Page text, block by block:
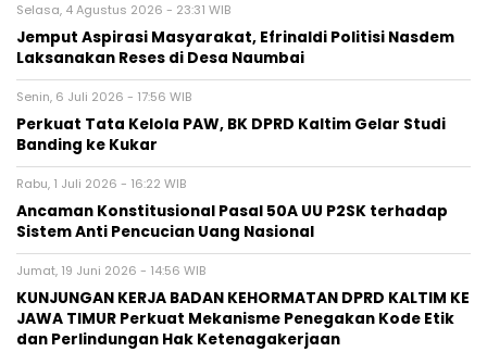
Selasa, 4 Agustus 2026 - 23:31 WIB
Jemput Aspirasi Masyarakat, Efrinaldi Politisi Nasdem
Laksanakan Reses di Desa Naumbai
Senin, 6 Juli 2026 - 17:56 WIB
Perkuat Tata Kelola PAW, BK DPRD Kaltim Gelar Studi
Banding ke Kukar
Rabu, 1 Juli 2026 - 16:22 WIB
Ancaman Konstitusional Pasal 50A UU P2SK terhadap
Sistem Anti Pencucian Uang Nasional
Jumat, 19 Juni 2026 - 14:56 WIB
KUNJUNGAN KERJA BADAN KEHORMATAN DPRD KALTIM KE
JAWA TIMUR Perkuat Mekanisme Penegakan Kode Etik
dan Perlindungan Hak Ketenagakerjaan